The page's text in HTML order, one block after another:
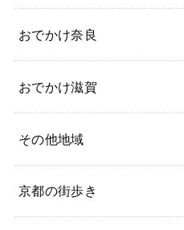
おでかけ奈良
おでかけ滋賀
その他地域
京都の街歩き